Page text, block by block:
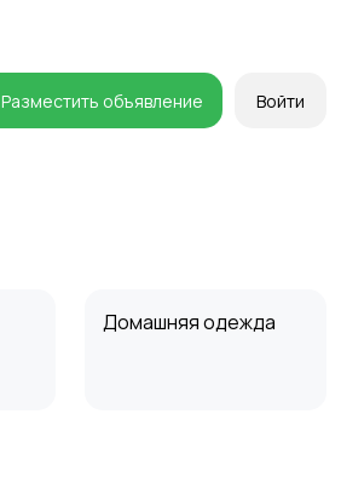
Разместить объявление Войти
Домашняя одежда